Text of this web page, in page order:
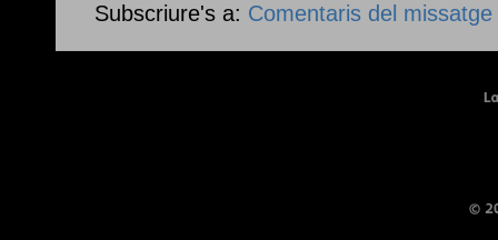
Subscriure's a: Comentaris del